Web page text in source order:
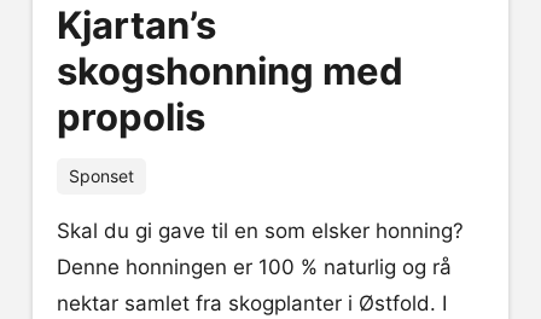
Kjartan’s
skogshonning med
propolis
Sponset
Skal du gi gave til en som elsker honning?
Denne honningen er 100 % naturlig og rå
nektar samlet fra skogplanter i Østfold. I